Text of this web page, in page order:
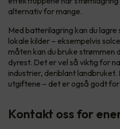
alternativ for mange.
Med batterilagring kan du
lokale kilder – eksempelvis
måten kan du bruke strømmen
dyrest. Det er vel så viktig for
industrier, deriblant
utgiftene – det er også godt
Kontakt oss for